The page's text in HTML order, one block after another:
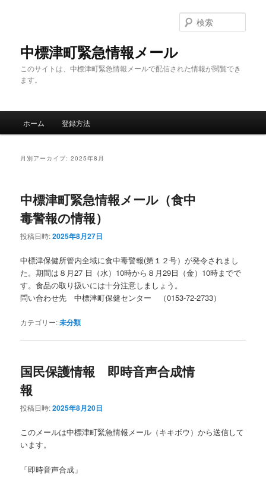
中標津町緊急情報メール
このサイトは、中標津町緊急情報メールで配信された情報が閲覧でき
ます。
索
ホーム 登録方法
月別アーカイブ:2025年8月
中標津町緊急情報メール（食中
毒警報の情報）
投稿日時:2025年8月27日
中標津保健所管内全域に食中毒警報(第１２号）が発令されまし
た。期間は８月27 日（水）10時から８月29日（金）10時までで
す。食品の取り扱いには十分注意しましょう。
問い合わせ先 中標津町保健センター （0153-72-2733）
カテゴリー:未分類
国民保護情報 即時音声合成情
報
投稿日時:2025年8月20日
このメールは中標津町緊急情報メール（キキボウ）から送信して
います。
「即時音声合成」